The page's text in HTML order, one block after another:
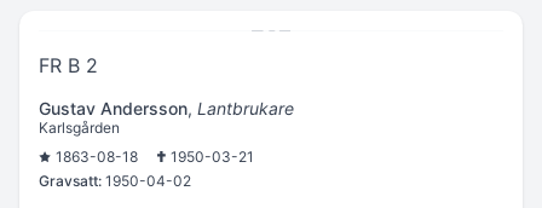
FR B 2
Gustav Andersson, Lantbrukare
Karlsgården
1863-08-18
1950-03-21
Gravsatt: 1950-04-02